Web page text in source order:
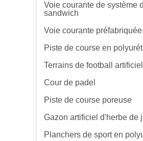
Voie courante de système
sandwich
Voie courante préfabriquée
Piste de course en
Terrains de football
Cour de padel
Piste de course poreuse
Gazon artificiel d'herbe de
Planchers de sport en